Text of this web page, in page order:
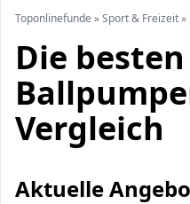
Toponlinefunde »Sport & Freizeit»
Die besten
Vergleich
Aktuelle